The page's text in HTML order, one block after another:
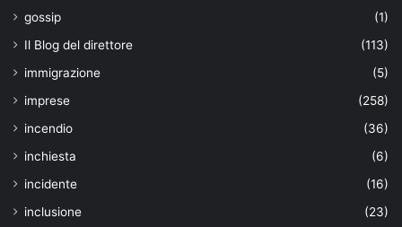
gossip
(1)
Il Blog del direttore
(113)
immigrazione
(5)
imprese
(258)
incendio
(36)
inchiesta
(6)
incidente
(16)
inclusione
(23)